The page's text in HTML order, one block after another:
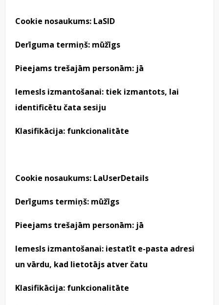
Cookie nosaukums: LaSID
Derīguma termiņš: mūžīgs
Pieejams trešajām personām: jā
Iemesls izmantošanai: tiek izmantots, lai
identificētu čata sesiju
Klasifikācija: funkcionalitāte
Cookie nosaukums: LaUserDetails
Derīgums termiņš: mūžīgs
Pieejams trešajām personām: jā
Iemesls izmantošanai: iestatīt e-pasta adresi
un vārdu, kad lietotājs atver čatu
Klasifikācija: funkcionalitāte